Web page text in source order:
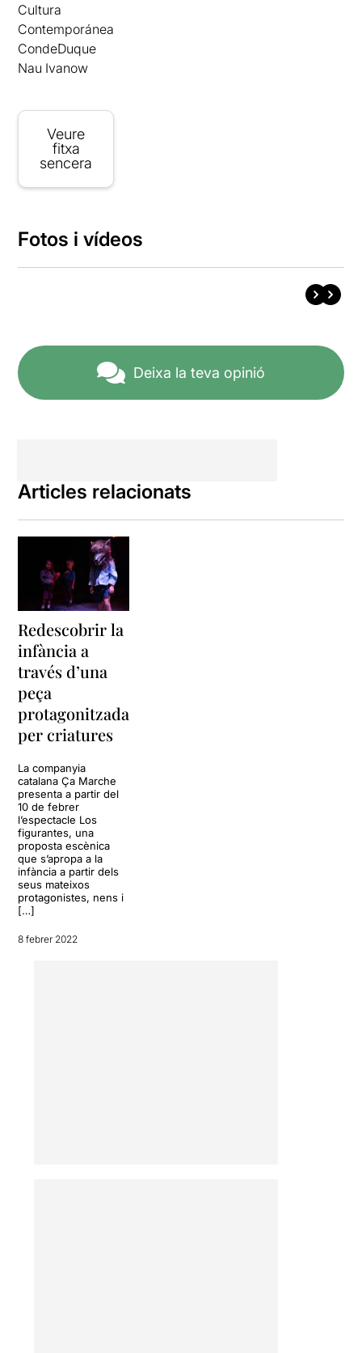
Cultura
Contemporánea
CondeDuque
Nau Ivanow
Veure
fitxa
sencera
Fotos i vídeos
Deixa la teva opinió
Articles relacionats
Redescobrir la
infància a
través d’una
peça
protagonitzada
per criatures
La companyia
catalana Ça Marche
presenta a partir del
10 de febrer
l’espectacle Los
figurantes, una
proposta escènica
que s’apropa a la
infància a partir dels
seus mateixos
protagonistes, nens i
[…]
8 febrer 2022